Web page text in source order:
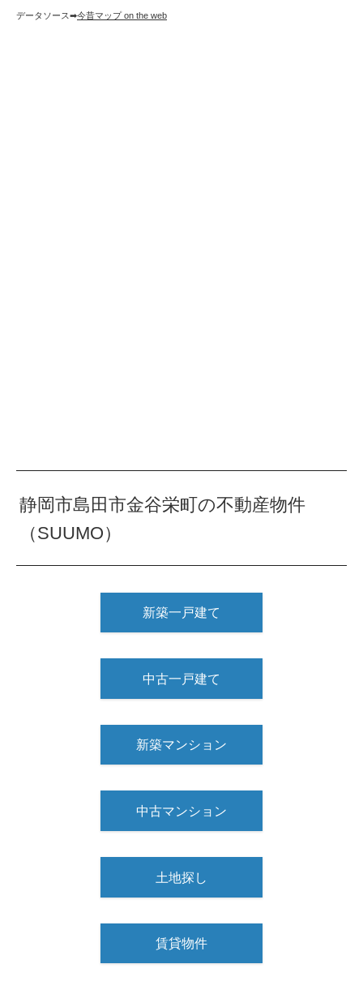
データソース➡︎今昔マップ on the web
静岡市島田市金谷栄町の不動産物件
（SUUMO）
新築一戸建て
中古一戸建て
新築マンション
中古マンション
土地探し
賃貸物件